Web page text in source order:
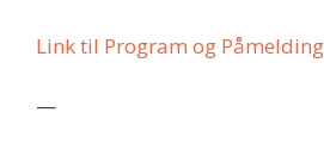
Link til Program og Påmelding
—